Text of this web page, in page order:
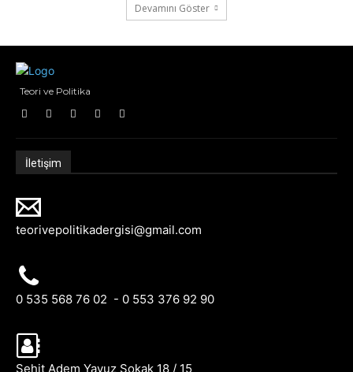
Devamını Göster
Teori ve Politika
İletişim
teorivepolitikadergisi@gmail.com
0 535 568 76 02 - 0 553 376 92 90
Şehit Adem Yavuz Sokak 18 / 15